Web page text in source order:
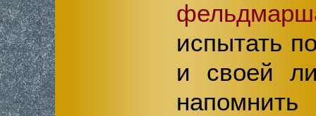
испытать
и своей